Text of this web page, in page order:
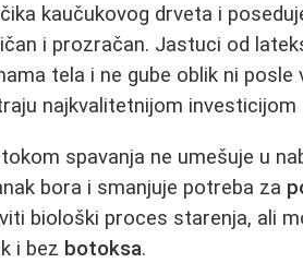
kaučukovog drveta i
i prozračan. Jastuci od
tela i ne gube oblik ni posle
najkvalitetnijom investicijom
spavanja ne umešuje u
bora i smanjuje potreba za
biološki proces starenja, ali
i bez botoksa.